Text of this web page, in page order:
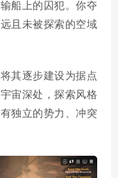
船上的囚犯。你夺
且未被探索的空域
其逐步建设为据点
宙深处，探索风格
独立的势力、冲突